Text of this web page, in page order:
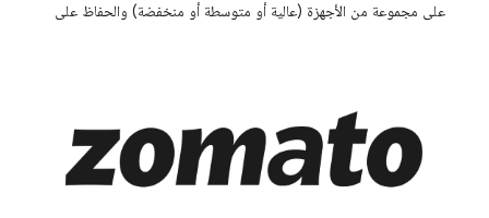
على مجموعة من الأجهزة (عالية أو متوسطة أو منخفضة) والحفاظ على